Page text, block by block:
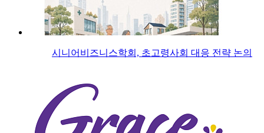
시니어비즈니스학회, 초고령사회 대응 전략 논의